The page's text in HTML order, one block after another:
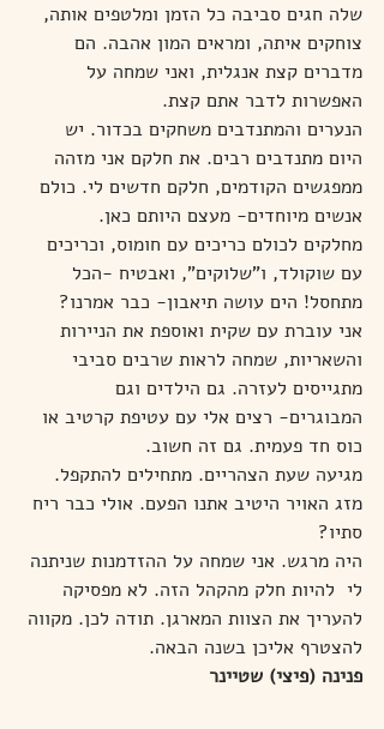
שלה חגים סביבה כל הזמן ומלטפים אותה,
צוחקים איתה, ומראים המון אהבה. הם
מדברים קצת אנגלית, ואני שמחה על
האפשרות לדבר אתם קצת.
הנערים והמתנדבים משחקים בכדור. יש
היום מתנדבים רבים. את חלקם אני מזהה
ממפגשים הקודמים, חלקם חדשים לי. כולם
אנשים מיוחדים- מעצם היותם כאן.
מחלקים לכולם כריכים עם חומוס, וכריכים
עם שוקולד, ו"שלוקים", ואבטיח -הכל
מתחסל! הים עושה תיאבון- כבר אמרנו?
אני עוברת עם שקית ואוספת את הניירות
והשאריות, שמחה לראות שרבים סביבי
מתגייסים לעזרה. גם הילדים וגם
המבוגרים- רצים אלי עם עטיפת קרטיב או
כוס חד פעמית. גם זה חשוב.
מגיעה שעת הצהריים. מתחילים להתקפל.
מזג האויר היטיב אתנו הפעם. אולי כבר ריח
סתיו?
היה מרגש. אני שמחה על ההזדמנות שניתנה
לי  להיות חלק מהקהל הזה. לא מפסיקה
להעריך את הצוות המארגן. תודה לכן. מקווה
להצטרף אליכן בשנה הבאה.
פנינה (פיצי) שטיינר